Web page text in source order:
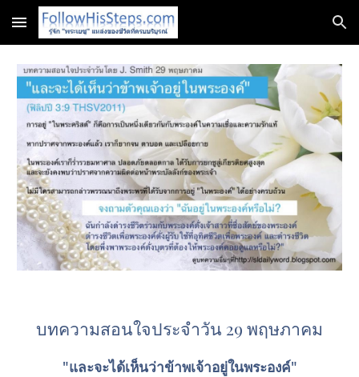
Skip to main content Skip to navigation
บทความสอนใจประจำวัน 29 พฤษภาคม
"และจะได้เห็นว่าข้าพเจ้าอยู่ในพระองค์"